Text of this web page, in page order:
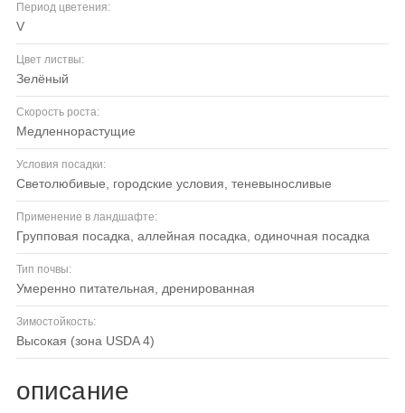
Период цветения:
V
Цвет листвы:
зелёный
Скорость роста:
медленнорастущие
Условия посадки:
светолюбивые, городские условия, теневыносливые
Применение в ландшафте:
групповая посадка, аллейная посадка, одиночная посадка
Тип почвы:
умеренно питательная, дренированная
Зимостойкость:
высокая (зона USDA 4)
описание